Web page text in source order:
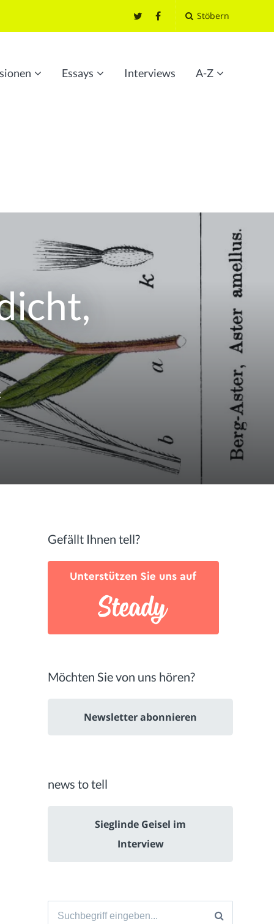
Stöbern
Essays Interviews A-Z
Gefällt Ihnen tell?
Möchten Sie von uns hören?
Newsletter abonnieren
news to tell
Sieglinde Geisel im
Interview
Suche